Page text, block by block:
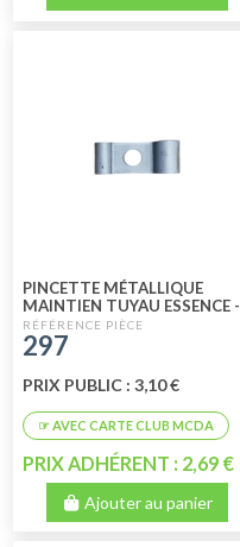
PINCETTE MÉTALLIQUE
MAINTIEN TUYAU ESSENCE -
TUYAU FREIN
297
PRIX PUBLIC : 3,10 €
PRIX ADHÉRENT : 2,69 €
Ajouter au panier